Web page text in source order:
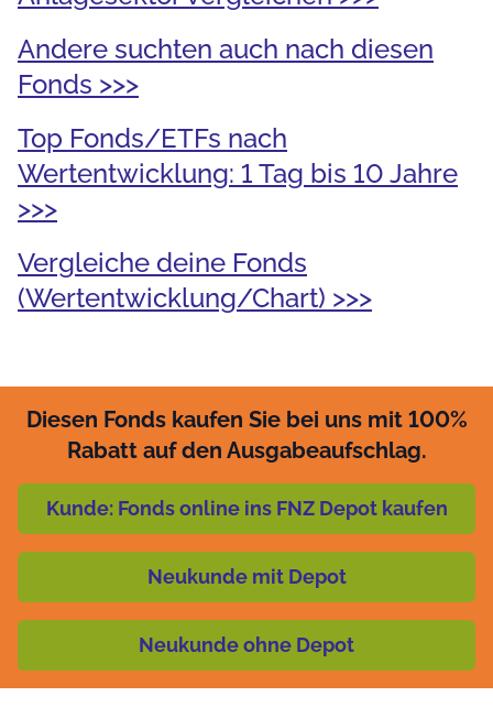
Andere suchten auch nach diesen
Fonds >>>
Top Fonds/ETFs nach
Wertentwicklung: 1 Tag bis 10 Jahre
>>>
Vergleiche deine Fonds
(Wertentwicklung/Chart) >>>
Diesen Fonds kaufen Sie bei uns mit 100%
Rabatt auf den Ausgabeaufschlag.
Kunde: Fonds online ins FNZ Depot kaufen
Neukunde mit Depot
Neukunde ohne Depot